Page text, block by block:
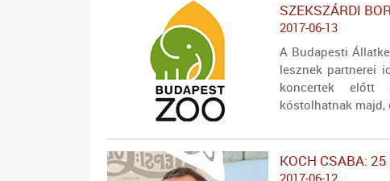
SZEKSZÁRDI
2017-06-13
A Budapesti
lesznek partnerei
koncertek előtt
kóstolhatnak majd,
KOCH CSABA: